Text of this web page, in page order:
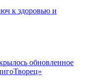
к здоровью и
обновленное